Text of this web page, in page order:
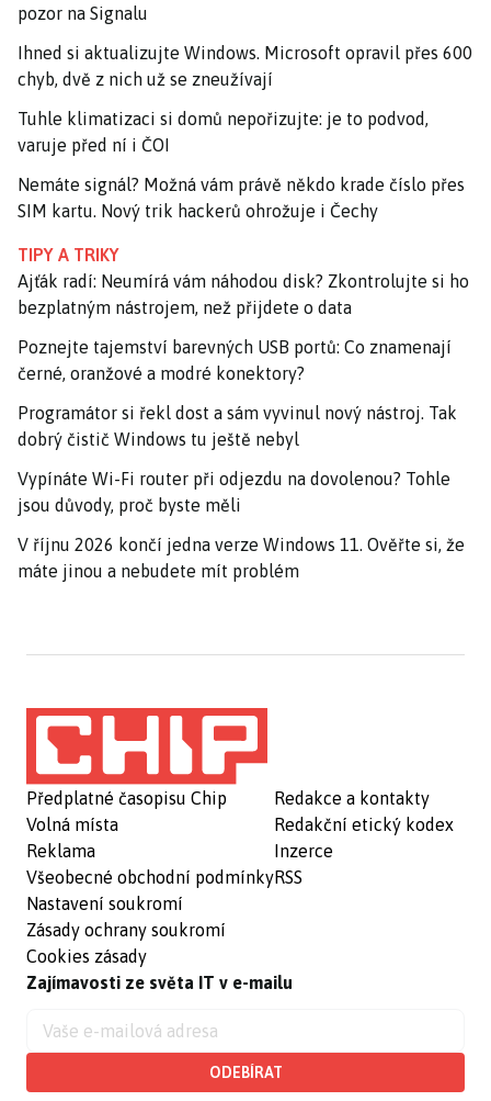
pozor na Signalu
Ihned si aktualizujte Windows. Microsoft opravil přes 600
chyb, dvě z nich už se zneužívají
Tuhle klimatizaci si domů nepořizujte: je to podvod,
varuje před ní i ČOI
Nemáte signál? Možná vám právě někdo krade číslo přes
SIM kartu. Nový trik hackerů ohrožuje i Čechy
TIPY A TRIKY
Ajťák radí: Neumírá vám náhodou disk? Zkontrolujte si ho
bezplatným nástrojem, než přijdete o data
Poznejte tajemství barevných USB portů: Co znamenají
černé, oranžové a modré konektory?
Programátor si řekl dost a sám vyvinul nový nástroj. Tak
dobrý čistič Windows tu ještě nebyl
Vypínáte Wi-Fi router při odjezdu na dovolenou? Tohle
jsou důvody, proč byste měli
V říjnu 2026 končí jedna verze Windows 11. Ověřte si, že
máte jinou a nebudete mít problém
Předplatné časopisu Chip
Volná místa
Reklama
Všeobecné obchodní podmínky
Nastavení soukromí
Zásady ochrany soukromí
Cookies zásady
Redakce a kontakty
Redakční etický kodex
Inzerce
RSS
Zajímavosti ze světa IT v e-mailu
ODEBÍRAT